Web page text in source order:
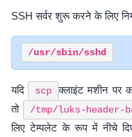
SSH सर्वर शुरू करने के लिए
यदि scp
क्लाइंट मशीन पर
तो
/tmp/luks-header-
लिए टेम्पलेट के रूप में नीचे